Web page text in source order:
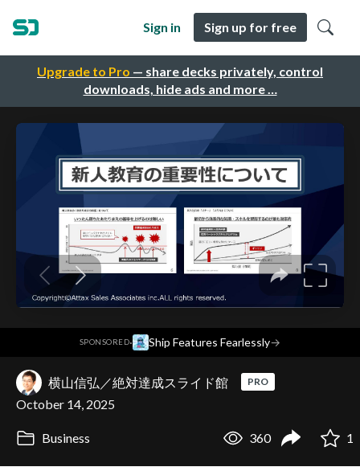
Upgrade to Pro — share decks privately, control
downloads, hide ads and more …
Sign in Sign up for free
SPONSORED· Ship Features Fearlessly→
横山信弘／絶対達成スライド館 PRO
October 14, 2025
Business 360 1